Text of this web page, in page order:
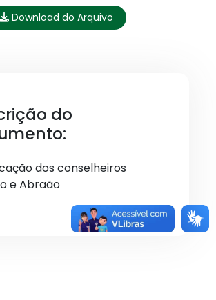
Download do Arquivo
do
dos conselheiros
e Abraão